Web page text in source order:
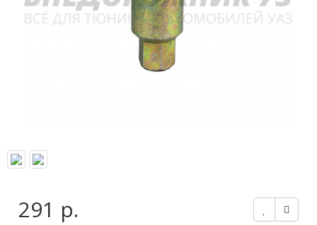
291 р.